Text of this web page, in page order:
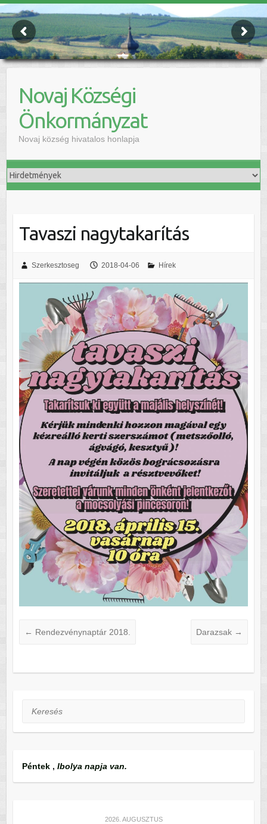
Novaj Községi
Önkormányzat
Novaj község hivatalos honlapja
Tavaszi nagytakarítás
Szerkesztoseg 2018-04-06 Hírek
← Rendezvénynaptár 2018. Darazsak →
Keresés
Péntek , Ibolya napja van.
2026. AUGUSZTUS